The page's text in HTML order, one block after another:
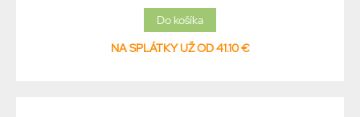
NA SPLÁTKY UŽ OD 41.10 €